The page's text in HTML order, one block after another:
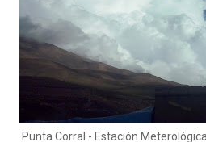
Punta Corral - Estación